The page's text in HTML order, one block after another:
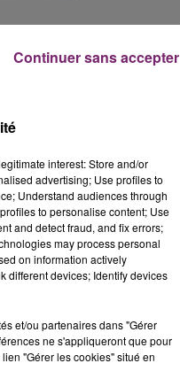
pour
interest: Store and/or
advertising; Use profiles to
Understand audiences through
to personalise content; Use
and detect fraud, and fix errors;
may process personal
on information actively
different devices; Identify devices
et/ou partenaires dans "Gérer
ne s'appliqueront que pour
"Gérer les cookies" situé en
Continuer sans accepter